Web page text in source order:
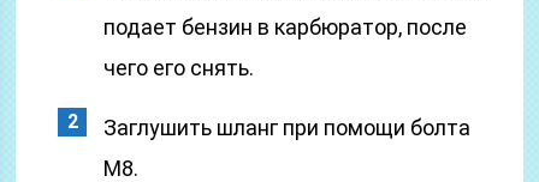
подает бензин в карбюратор, после
чего его снять.
Заглушить шланг при помощи болта
М8.